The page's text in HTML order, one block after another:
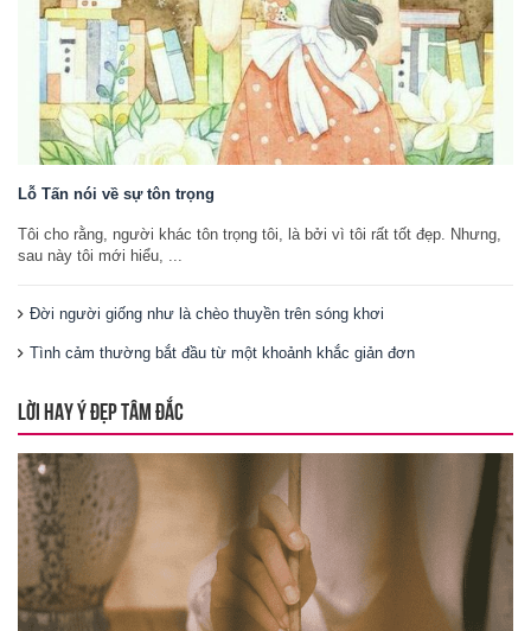
Lỗ Tấn nói về sự tôn trọng
Tôi cho rằng, người khác tôn trọng tôi, là bởi vì tôi rất tốt đẹp. Nhưng,
sau này tôi mới hiểu, ...
Đời người giống như là chèo thuyền trên sóng khơi
Tình cảm thường bắt đầu từ một khoảnh khắc giản đơn
LỜI HAY Ý ĐẸP TÂM ĐẮC